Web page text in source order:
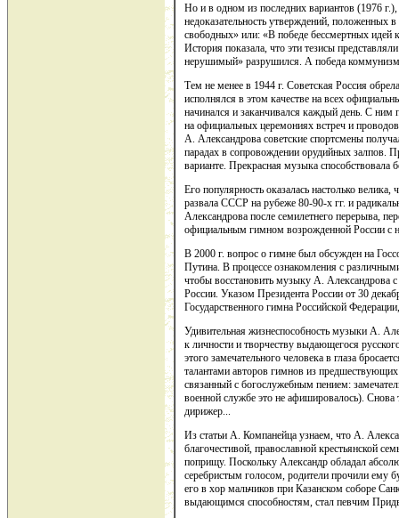
Но и в одном из последних вариантов (1976
недоказательность утверждений,
свободных» или: «В победе бессмертных
История показала, что эти тезисы
нерушимый» разрушился. А победа
Тем не менее в 1944 г. Советская Россия
исполнялся в этом качестве на всех
начинался и заканчивался каждый день. С
на официальных церемониях встреч и
А. Александрова советские спортсмены
парадах в сопровождении орудийных залпов.
варианте. Прекрасная музыка способствовала
Его популярность оказалась настолько
развала СССР на рубеже 80-90-х гг. и
Александрова после семилетнего перерыва,
официальным гимном возрожденной России с
В 2000 г. вопрос о гимне был обсужден на
Путина. В процессе ознакомления с
чтобы восстановить музыку А. Александрова
России. Указом Президента России от 30
Государственного гимна Российской
Удивительная жизнеспособность музыки А.
к личности и творчеству выдающегося
этого замечательного человека в глаза
талантами авторов гимнов из
связанный с богослужебным пением:
военной службе это не афишировалось).
дирижер...
Из статьи А. Компанейца узнаем, что А.
благочестивой, православной крестьянской
поприщу. Поскольку Александр обладал
серебристым голосом, родители прочили ему
его в хор мальчиков при Казанском соборе
выдающимся способностям, стал певчим